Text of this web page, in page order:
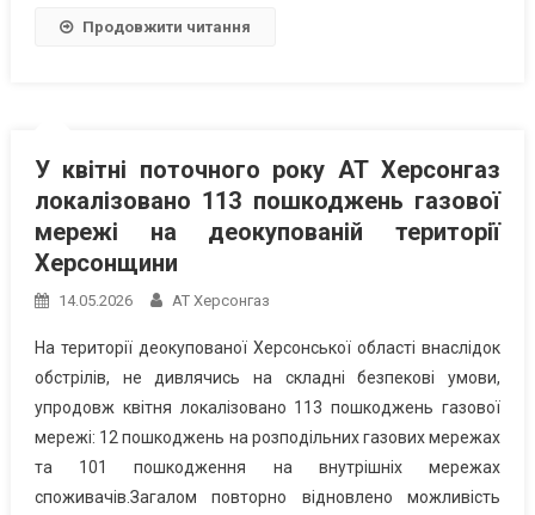
Продовжити читання
У квітні поточного року АТ Херсонгаз
локалізовано 113 пошкоджень газової
мережі на деокупованій території
Херсонщини
14.05.2026 АТ Херсонгаз
На території деокупованої Херсонської області внаслідок
обстрілів, не дивлячись на складні безпекові умови,
упродовж квітня локалізовано 113 пошкоджень газової
мережі: 12 пошкоджень на розподільних газових мережах
та 101 пошкодження на внутрішніх мережах
споживачів.Загалом повторно відновлено можливість